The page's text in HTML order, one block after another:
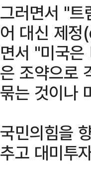
그러면서 "
어 대신 제
면서 "미국
은 조약으로
묶는 것이나
국민의힘을
추고 대미투